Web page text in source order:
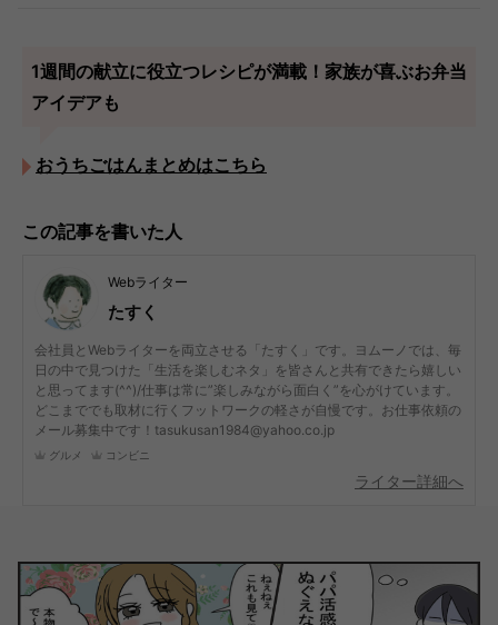
1週間の献立に役立つレシピが満載！家族が喜ぶお弁当
アイデアも
おうちごはんまとめはこちら
この記事を書いた人
Webライター
たすく
会社員とWebライターを両立させる「たすく」です。ヨムーノでは、毎
日の中で見つけた「生活を楽しむネタ」を皆さんと共有できたら嬉しい
と思ってます(^^)/仕事は常に”楽しみながら面白く”を心がけています。
どこまででも取材に行くフットワークの軽さが自慢です。お仕事依頼の
メール募集中です！tasukusan1984@yahoo.co.jp
グルメ コンビニ
ライター詳細へ